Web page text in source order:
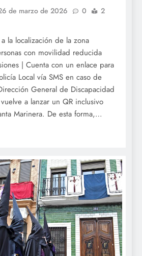
de marzo de 2026 0
2
la localización de la zona
con movilidad reducida
| Cuenta con un enlace para
Local vía SMS en caso de
General de Discapacidad
a lanzar un QR inclusivo
Marinera. De esta forma,…